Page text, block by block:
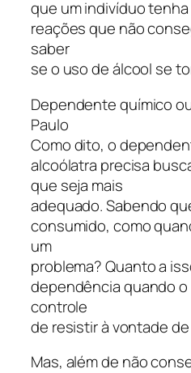
que um indivíduo
reações que não
saber
se o uso de álcool se
Dependente químico
Paulo
Como dito, o
alcoólatra precisa
que seja mais
adequado. Sabendo
consumido, como
um
problema? Quanto a
dependência quando
controle
de resistir à vontade
Mas, além de não